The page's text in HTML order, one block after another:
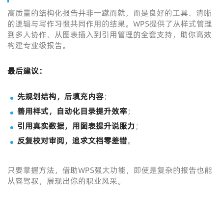
高质量的结构化报告并非一蹴而就，而是良好的工具、清晰
的逻辑与写作习惯共同作用的结果。WPS提供了从样式管理
到多人协作、从图表插入到引用管理的全套支持，助你高效
构建专业级报告。
最后建议：
先规划结构，后填充内容；
善用样式，自动化目录提升效率；
引用真实数据，用图表提升说服力；
反复校对审阅，追求文档零差错。
只要掌握方法，借助WPS强大功能，即使是复杂的报告也能
从容驾驭，展现出你的职业风采。